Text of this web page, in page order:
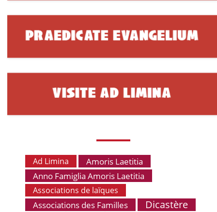
Ad Limina
Amoris Laetitia
Anno Famiglia Amoris Laetitia
Associations de laïques
Associations des Familles Dicastère